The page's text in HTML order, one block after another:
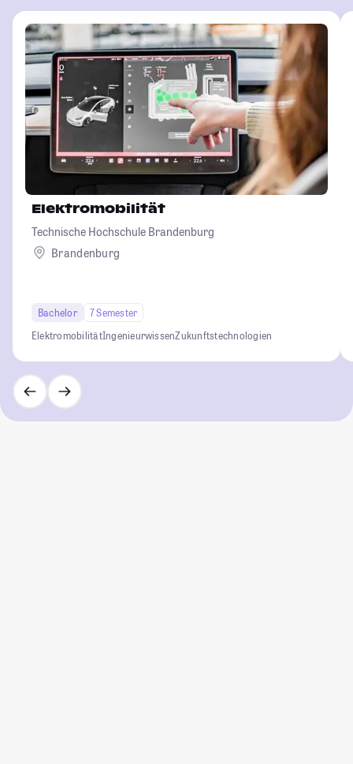
Elektromobilität
Technische Hochschule Brandenburg
Brandenburg
Bachelor
7 Semester
ElektromobilitätIngenieurwissenZukunftstechnologien